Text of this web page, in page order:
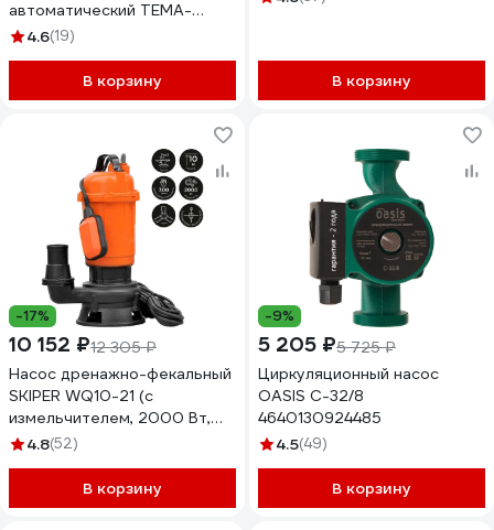
автоматический TEMA-
400EA 2400
4.6(19)
В корзину В корзину
-17%
10 152 ₽12 305 ₽
Насос дренажно-фекальный
SKIPER WQ10-21 (с
измельчителем, 2000 Вт,
300 л/мин, чугун, попл. выкл.)
4.8(52)
В корзину
-9%
5 205 ₽5 725 ₽
Циркуляционный насос
OASIS C-32/8
4640130924485
4.5(49)
В корзину